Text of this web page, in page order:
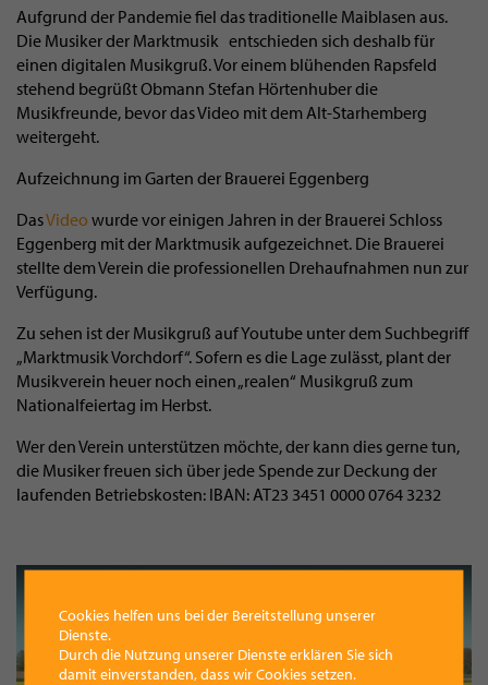
Aufgrund der Pandemie fiel das traditionelle Maiblasen aus.
Die Musiker der Marktmusik entschieden sich deshalb für
einen digitalen Musikgruß. Vor einem blühenden Rapsfeld
stehend begrüßt Obmann Stefan Hörtenhuber die
Musikfreunde, bevor das Video mit dem Alt-Starhemberg
weitergeht.
Aufzeichnung im Garten der Brauerei Eggenberg
DasVideo wurde vor einigen Jahren in der Brauerei Schloss
Eggenberg mit der Marktmusik aufgezeichnet. Die Brauerei
stellte dem Verein die professionellen Drehaufnahmen nun zur
Verfügung.
Zu sehen ist der Musikgruß auf Youtube unter dem Suchbegriff
„Marktmusik Vorchdorf“. Sofern es die Lage zulässt, plant der
Musikverein heuer noch einen „realen“ Musikgruß zum
Nationalfeiertag im Herbst.
Wer den Verein unterstützen möchte, der kann dies gerne tun,
die Musiker freuen sich über jede Spende zur Deckung der
laufenden Betriebskosten: IBAN: AT23 3451 0000 0764 3232
Cookies helfen uns bei der Bereitstellung unserer
Dienste.
Durch die Nutzung unserer Dienste erklären Sie sich
damit einverstanden, dass wir Cookies setzen.